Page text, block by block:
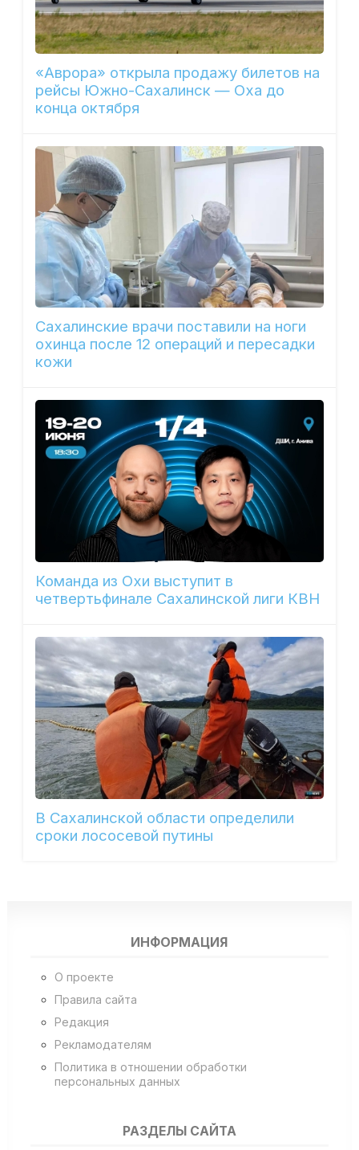
«Аврора» открыла продажу билетов на
рейсы Южно-Сахалинск — Оха до
конца октября
Сахалинские врачи поставили на ноги
охинца после 12 операций и пересадки
кожи
Команда из Охи выступит в
четвертьфинале Сахалинской лиги КВН
В Сахалинской области определили
сроки лососевой путины
ИНФОРМАЦИЯ
О проекте
Правила сайта
Редакция
Рекламодателям
Политика в отношении обработки
персональных данных
РАЗДЕЛЫ САЙТА